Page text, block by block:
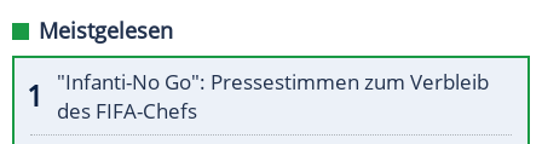
Meistgelesen
"Infanti-No Go": Pressestimmen zum Verbleib
des FIFA-Chefs